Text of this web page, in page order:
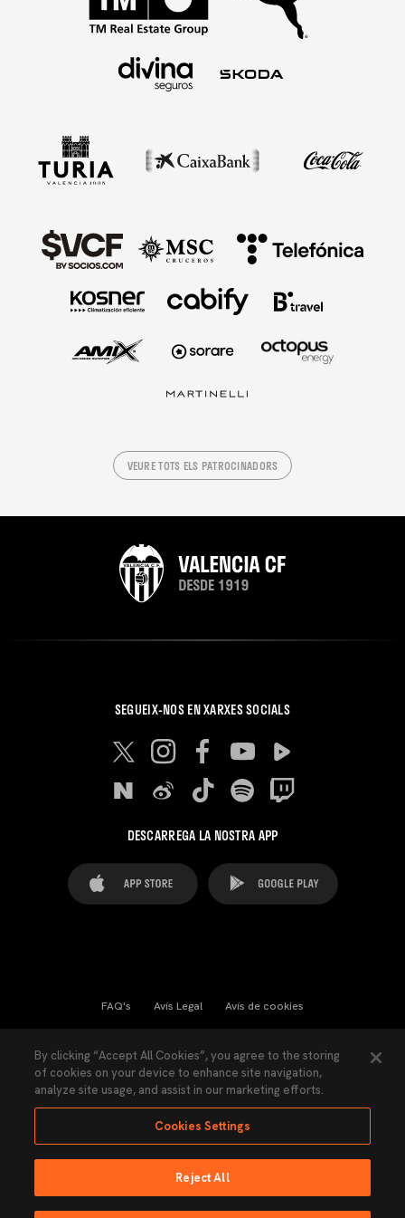
VEURE TOTS ELS PATROCINADORS
SEGUEIX-NOS EN XARXES SOCIALS
DESCARREGA LA NOSTRA APP
FAQ's Avís Legal Avís de cookies
Llei de Transparència Política de Privacitat
Accessibilitat
Ninguna parte de esta página puede ser reproducida sin el permiso del Valencia
By clicking “Accept All Cookies”, you agree to the storing
of cookies on your device to enhance site navigation,
analyze site usage, and assist in our marketing efforts.
Cookies Settings
Reject All